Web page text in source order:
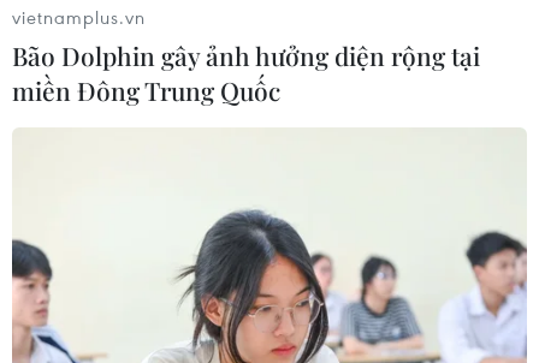
vietnamplus.vn
Bão Dolphin gây ảnh hưởng diện rộng tại
miền Đông Trung Quốc